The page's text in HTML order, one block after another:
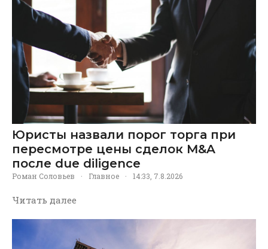
Юристы назвали порог торга при
пересмотре цены сделок M&A
после due diligence
Роман Соловьев · Главное · 14:33, 7.8.2026
Читать далее